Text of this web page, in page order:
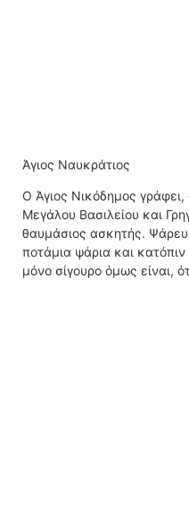
Άγιος Ναυκράτιος
Ο Άγιος Νικόδημος γράφει,
Μεγάλου Βασιλείου και
θαυμάσιος ασκητής.
ποτάμια ψάρια και
μόνο σίγουρο όμως είναι,